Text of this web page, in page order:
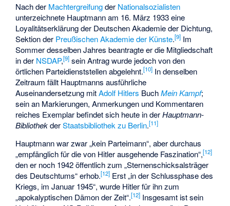
Nach der Machtergreifungder Nationalsozialisten
unterzeichnete Hauptmann am 16. März 1933 eine
Loyalitätserklärung der Deutschen Akademie der Dichtung,
Sektion der Preußischen Akademie der Künste.[9] Im
Sommer desselben Jahres beantragte er die Mitgliedschaft
in der NSDAP,[9] sein Antrag wurde jedoch von den
örtlichen Parteidienststellen abgelehnt.[10] In denselben
Zeitraum fällt Hauptmanns ausführliche
Auseinandersetzung mitAdolf Hitlers BuchMein Kampf;
sein an Markierungen, Anmerkungen und Kommentaren
reiches Exemplar befindet sich heute in derHauptmann-
BibliothekderStaatsbibliothek zu Berlin.[11]
Hauptmann war zwar „kein Parteimann“, aber durchaus
„empfänglich für die von Hitler ausgehende Faszination“,[12]
den er noch 1942 öffentlich zum „Sternenschicksalsträger
des Deutschtums“ erhob.[12] Erst „in der Schlussphase des
Kriegs, im Januar 1945“, wurde Hitler für ihn zum
„apokalyptischen Dämon der Zeit“.[12] Insgesamt ist sein